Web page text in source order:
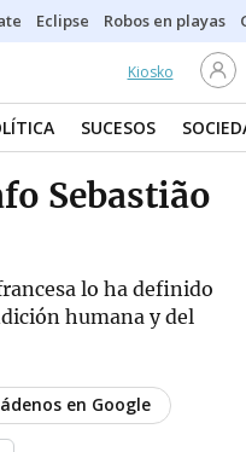
Eclipse Robos en playas
Kiosko
SUCESOS
Sebastião
lo ha definido
humana y del
en Google